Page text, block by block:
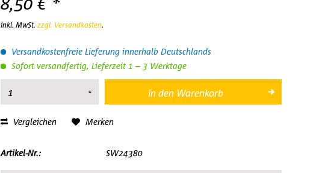
inkl. MwSt. zzgl. Versandkosten.
Versandkostenfreie Lieferung innerhalb Deutschlands
Sofort versandfertig, Lieferzeit 1 – 3 Werktage
In den Warenkorb
Vergleichen Merken
Artikel-Nr.: SW24380